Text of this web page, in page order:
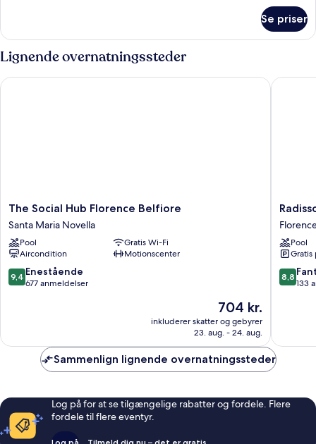
Se priser
Lignende overnatningssteder
The
Social
Hub
Florence
Belfiore
Santa
Maria
The Social Hub Florence Belfiore
Santa Maria Novella
Pool
Gratis Wi-Fi
Aircondition
Motionscenter
9.4
ud
anmeldelser
9,4 Enestående
677 anmeldelser
Prisen
er
704 kr.
704 kr.
inkluderer skatter og gebyrer
23. aug. - 24. aug.
The Social Hub Florence Belfiore
Blu
Hotel,
Florence
Florence
Pool
Gratis
8.8
ud
8,8
133
Sammenlign lignende overnatningssteder
Log på for at se tilgængelige rabatter og fordele. Flere
fordele til flere eventyr.